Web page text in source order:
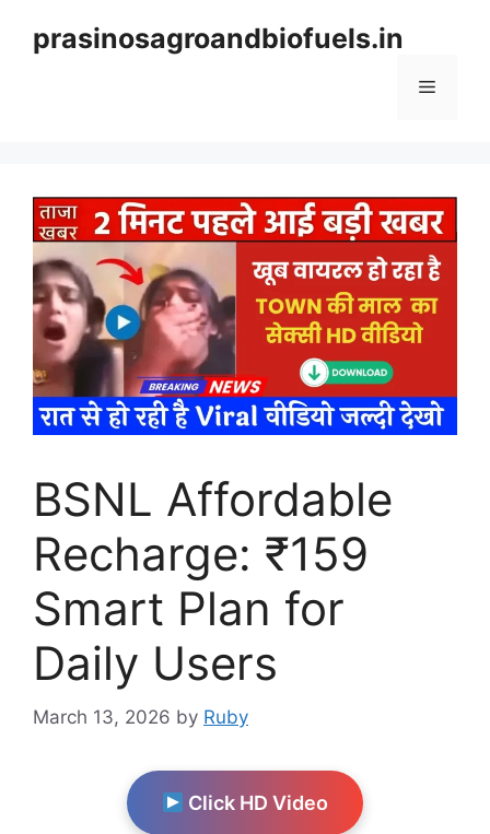
prasinosagroandbiofuels.in
Menu
BSNL Affordable
Recharge: ₹159
Smart Plan for
Daily Users
March 13, 2026 by Ruby
Click HD Video